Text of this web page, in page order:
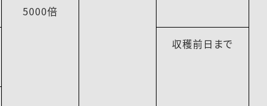
5000倍
収穫前日まで